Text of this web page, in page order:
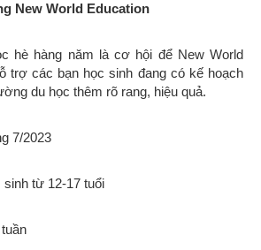
New World Education
hè hàng năm là cơ hội để New World
trợ các bạn học sinh đang có kế hoạch
du học thêm rõ rang, hiệu quả.
7/2023
từ 12-17 tuổi